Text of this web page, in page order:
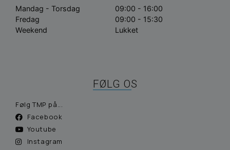
Mandag - Torsdag
09:00 - 16:00
Fredag
09:00 - 15:30
Weekend
Lukket
FØLG OS
Følg TMP på...
Facebook
Youtube
Instagram